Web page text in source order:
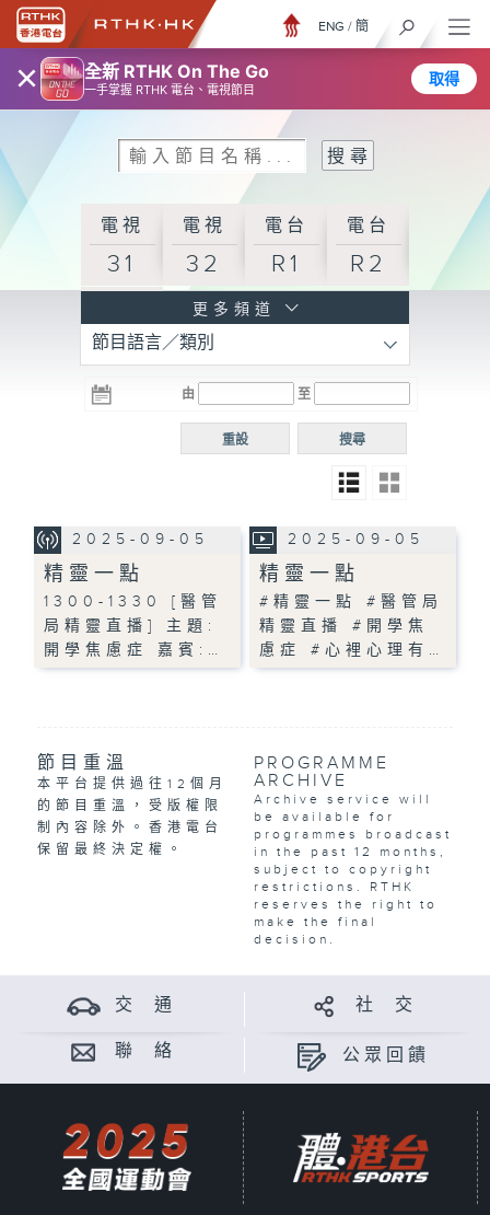
× 全新 RTHK On The Go
一手掌握 RTHK 電台、電視節目
取得
ENG / 簡
電視
31
電視
32
電台
R1
電台
R2
R3
電台 電台
R5
電台
普通
更多頻道
節目語言／類別
由 至
搜尋
重設
2025-09-05
精靈一點
1300-1330 [醫管
局精靈直播] 主題:
開學焦慮症 嘉賓:…
2025-09-05
精靈一點
#精靈一點 #醫管局
精靈直播 #開學焦
慮症 #心裡心理有…
節目重溫
本平台提供過往12個月
的節目重溫，受版權限
制內容除外。香港電台
保留最終決定權。
PROGRAMME
ARCHIVE
Archive service will
be available for
programmes broadcast
in the past 12 months,
subject to copyright
restrictions. RTHK
reserves the right to
make the final
decision.
交 通 社 交
聯 絡 公眾回饋